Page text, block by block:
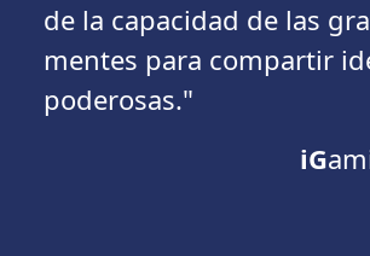
de la capacidad de las
mentes para compartir
poderosas."
iG